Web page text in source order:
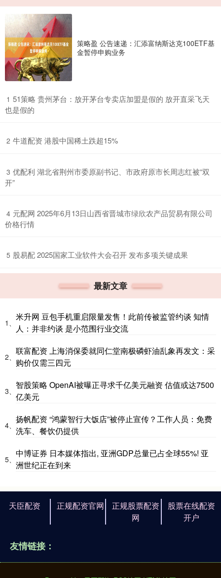
策略盈 公告速递：汇添富纳斯达克100ETF基
金暂停申购业务
1 ​51策略 贵州茅台：放开茅台专卖店加盟是假的 放开直采飞天
也是假的
2 ​牛道配资 港股中国稀土跌超15%
3 ​优配利 湖北省荆州市委原副书记、市政府原市长周志红被“双
开”
4 ​元配网 2025年6月13日山西省晋城市绿欣农产品贸易有限公司
价格行情
5 ​股易配 2025国家工业软件大会召开 发布多项关键成果
最新文章
1、
米升网 豆包手机重启限量发售！此前传被监管约谈 知情
人：并非约谈 是小范围行业交流
2、
联富配资 上海消保委就同仁堂南极磷虾油乱象再发文：采
购价仅需三四元
3、
智股策略 OpenAI被曝正寻求千亿美元融资 估值或达7500
亿美元
4、
扬帆配资 “鸿蒙智行大饭店”被停止宣传？工作人员：免费
洗车、餐饮仍提供
5、
中博证券 日本媒体指出, 亚洲GDP总量已占全球55%! 亚
洲世纪正在到来
天臣配资 正规配资官网
正规股票配资
网
股票在线配资
开户
友情链接：